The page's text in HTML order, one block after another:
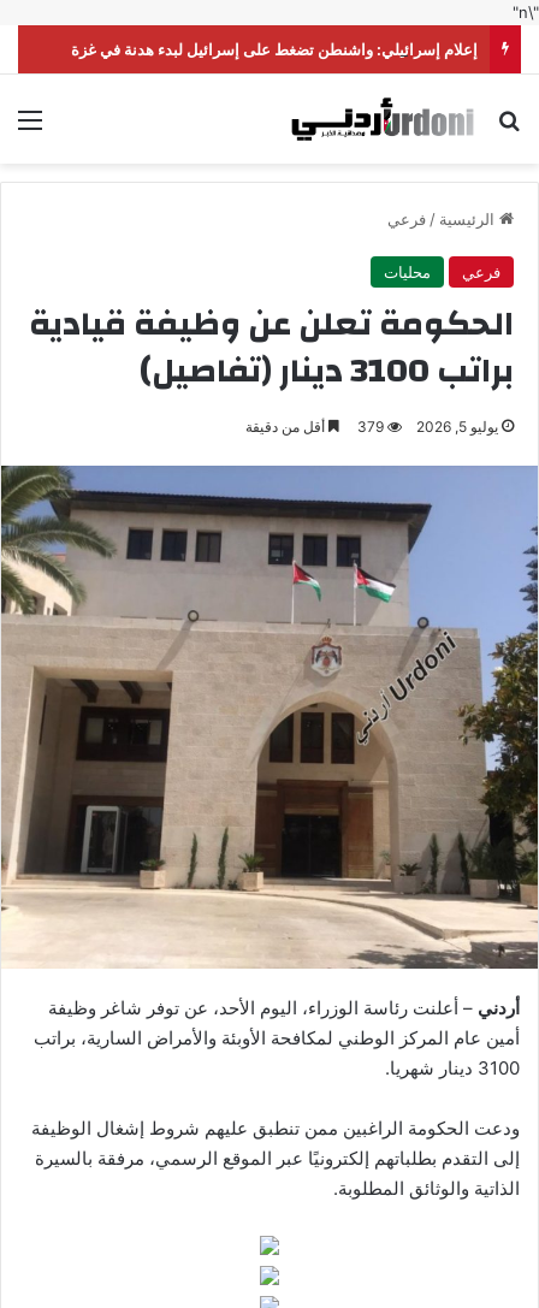
"\n"
إعلام إسرائيلي: واشنطن تضغط على إسرائيل لبدء هدنة في غزة
بحث عن
الرئيسية /فرعي
فرعي محليات
الحكومة تعلن عن وظيفة قيادية
براتب 3100 دينار (تفاصيل)
يوليو 5, 2026 379 أقل من دقيقة
أردني – أعلنت رئاسة الوزراء، اليوم الأحد، عن توفر شاغر وظيفة
أمين عام المركز الوطني لمكافحة الأوبئة والأمراض السارية، براتب
3100 دينار شهريا.
ودعت الحكومة الراغبين ممن تنطبق عليهم شروط إشغال الوظيفة
إلى التقدم بطلباتهم إلكترونيًا عبر الموقع الرسمي، مرفقة بالسيرة
الذاتية والوثائق المطلوبة.